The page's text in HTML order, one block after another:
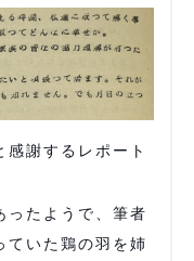
謝するレポート
たようで、筆者
ていた鶏の羽を姉